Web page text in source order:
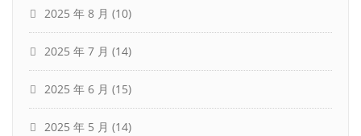
2025 年 8 月 (10)
2025 年 7 月 (14)
2025 年 6 月 (15)
2025 年 5 月 (14)